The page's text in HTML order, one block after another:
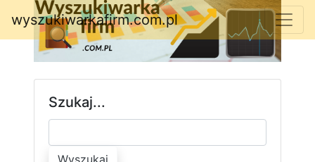
wyszukiwarkafirm.com.pl
Szukaj...
Wyszukaj